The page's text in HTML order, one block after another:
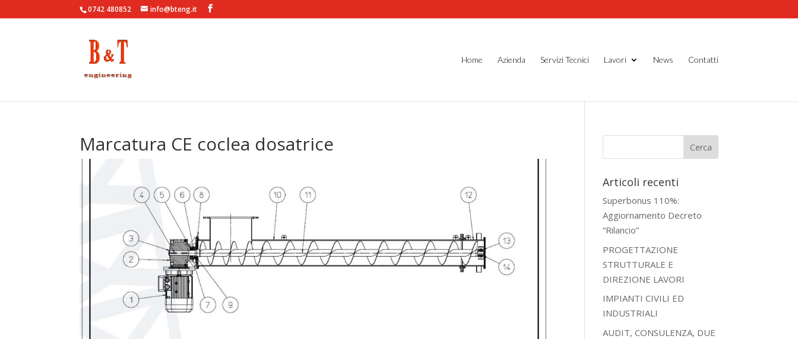
0742 480852 info@bteng.it
Home Azienda Servizi Tecnici Lavori News Contatti
Marcatura CE coclea dosatrice
Articoli recenti
Superbonus 110%:
Aggiornamento Decreto
“Rilancio”
PROGETTAZIONE
STRUTTURALE E
DIREZIONE LAVORI
IMPIANTI CIVILI ED
INDUSTRIALI
AUDIT, CONSULENZA, DUE